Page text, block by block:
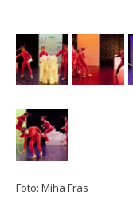
Foto: Miha Fras